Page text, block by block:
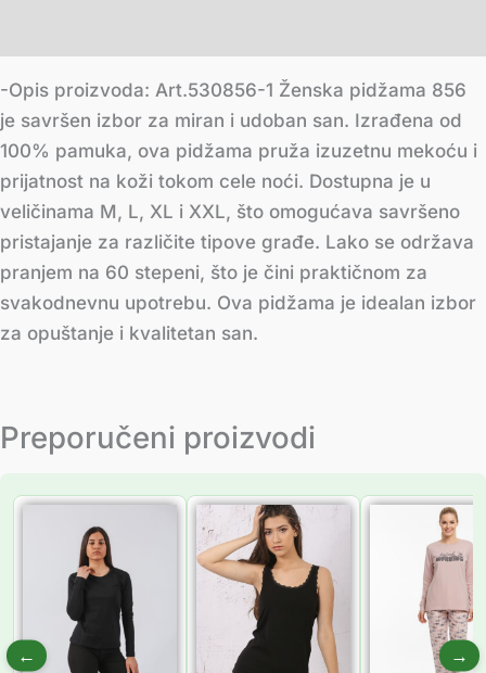
-Opis proizvoda: Art.530856-1 Ženska pidžama 856
je savršen izbor za miran i udoban san. Izrađena od
100% pamuka, ova pidžama pruža izuzetnu mekoću i
prijatnost na koži tokom cele noći. Dostupna je u
veličinama M, L, XL i XXL, što omogućava savršeno
pristajanje za različite tipove građe. Lako se održava
pranjem na 60 stepeni, što je čini praktičnom za
svakodnevnu upotrebu. Ova pidžama je idealan izbor
za opuštanje i kvalitetan san.
Preporučeni proizvodi
← →